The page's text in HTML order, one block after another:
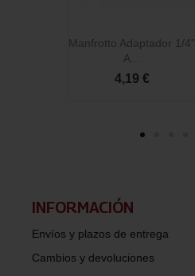
Manfrotto Adaptador 1/4"
A...
4,19 €
INFORMACIÓN​
Envíos y plazos de entrega
Cambios y devoluciones